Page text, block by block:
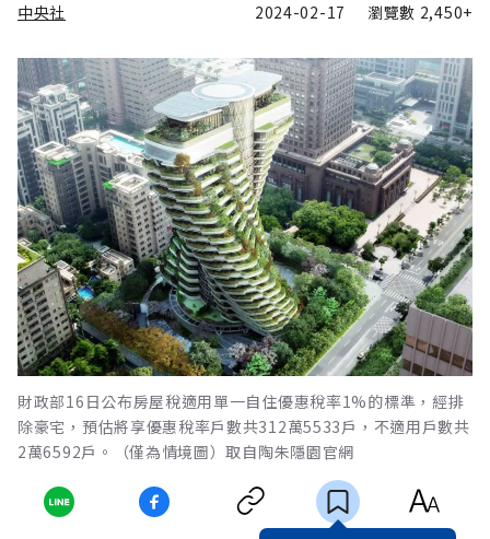
中央社 2024-02-17 瀏覽數 2,450+
財政部16日公布房屋稅適用單一自住優惠稅率1%的標準，經排
除豪宅，預估將享優惠稅率戶數共312萬5533戶，不適用戶數共
2萬6592戶。（僅為情境圖）取自陶朱隱園官網